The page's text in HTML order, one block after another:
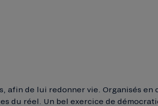
afin de lui redonner vie. Organisés
du réel. Un bel exercice de